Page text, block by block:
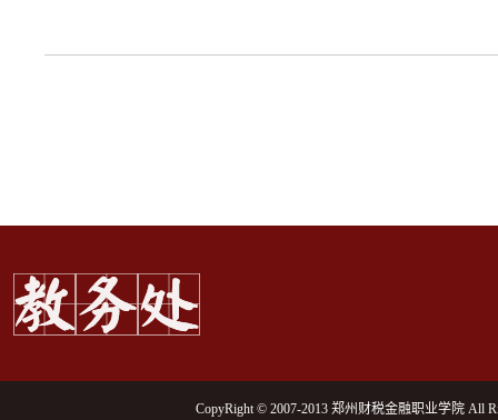
CopyRight © 2007-2013 郑州财税金融职业学院 All